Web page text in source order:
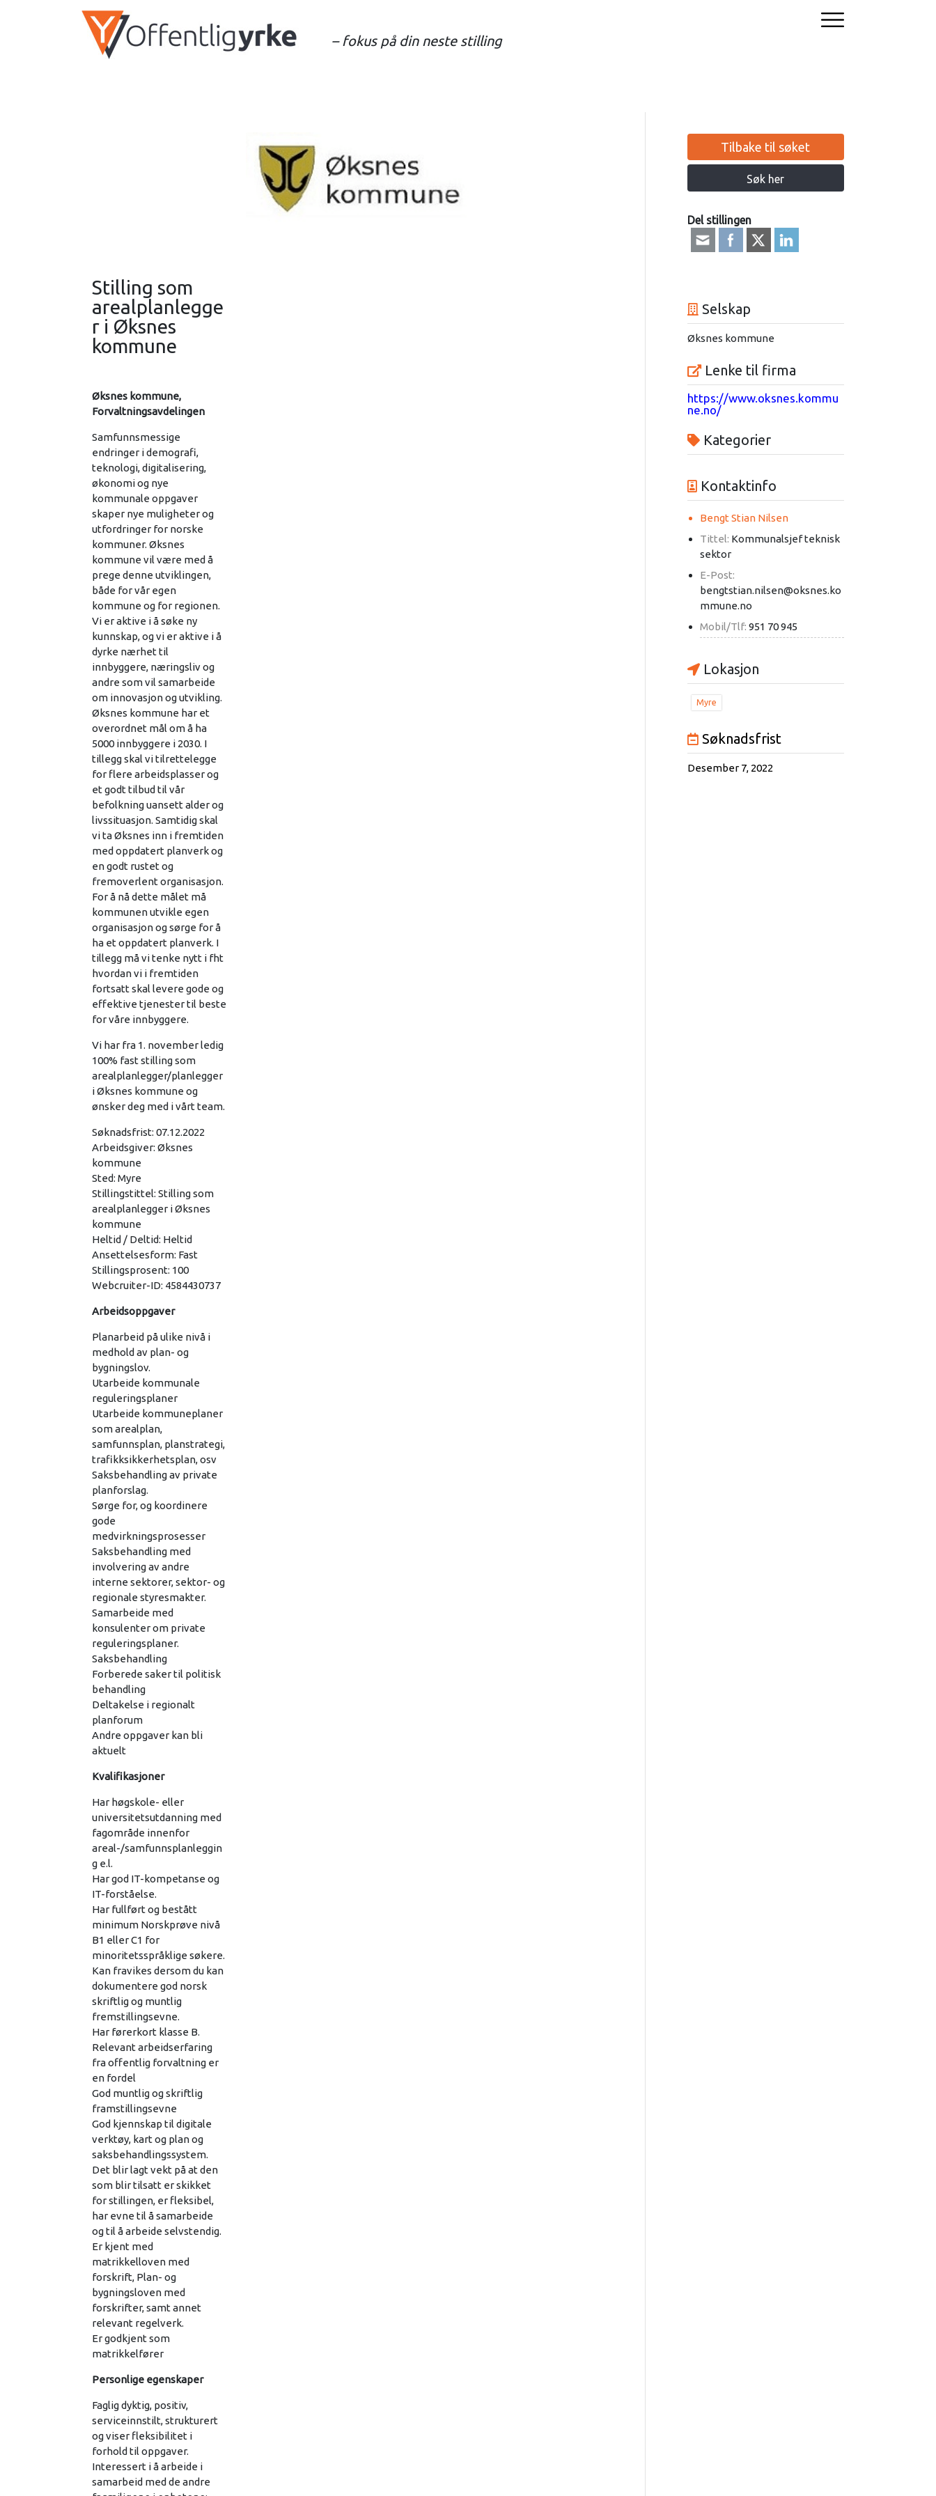
– fokus på din neste stilling
Stilling som
arealplanlegge
r i Øksnes
kommune
Øksnes kommune,
Forvaltningsavdelingen
Samfunnsmessige
endringer i demografi,
teknologi, digitalisering,
økonomi og nye
kommunale oppgaver
skaper nye muligheter og
utfordringer for norske
kommuner. Øksnes
kommune vil være med å
prege denne utviklingen,
både for vår egen
kommune og for regionen.
Vi er aktive i å søke ny
kunnskap, og vi er aktive i å
dyrke nærhet til
innbyggere, næringsliv og
andre som vil samarbeide
om innovasjon og utvikling.
Øksnes kommune har et
overordnet mål om å ha
5000 innbyggere i 2030. I
tillegg skal vi tilrettelegge
for flere arbeidsplasser og
et godt tilbud til vår
befolkning uansett alder og
livssituasjon. Samtidig skal
vi ta Øksnes inn i fremtiden
med oppdatert planverk og
en godt rustet og
fremoverlent organisasjon.
For å nå dette målet må
kommunen utvikle egen
organisasjon og sørge for å
ha et oppdatert planverk. I
tillegg må vi tenke nytt i fht
hvordan vi i fremtiden
fortsatt skal levere gode og
effektive tjenester til beste
for våre innbyggere.
Vi har fra 1. november ledig
100% fast stilling som
arealplanlegger/planlegger
i Øksnes kommune og
ønsker deg med i vårt team.
Søknadsfrist: 07.12.2022
Arbeidsgiver: Øksnes
kommune
Sted: Myre
Stillingstittel: Stilling som
arealplanlegger i Øksnes
kommune
Heltid / Deltid: Heltid
Ansettelsesform: Fast
Stillingsprosent: 100
Webcruiter-ID: 4584430737
Arbeidsoppgaver
Planarbeid på ulike nivå i
medhold av plan- og
bygningslov.
Utarbeide kommunale
reguleringsplaner
Utarbeide kommuneplaner
som arealplan,
samfunnsplan, planstrategi,
trafikksikkerhetsplan, osv
Saksbehandling av private
planforslag.
Sørge for, og koordinere
gode
medvirkningsprosesser
Saksbehandling med
involvering av andre
interne sektorer, sektor- og
regionale styresmakter.
Samarbeide med
konsulenter om private
reguleringsplaner.
Saksbehandling
Forberede saker til politisk
behandling
Deltakelse i regionalt
planforum
Andre oppgaver kan bli
aktuelt
Kvalifikasjoner
Har høgskole- eller
universitetsutdanning med
fagområde innenfor
areal-/samfunnsplanleggin
g e.l.
Har god IT-kompetanse og
IT-forståelse.
Har fullført og bestått
minimum Norskprøve nivå
B1 eller C1 for
minoritetsspråklige søkere.
Kan fravikes dersom du kan
dokumentere god norsk
skriftlig og muntlig
fremstillingsevne.
Har førerkort klasse B.
Relevant arbeidserfaring
fra offentlig forvaltning er
en fordel
God muntlig og skriftlig
framstillingsevne
God kjennskap til digitale
verktøy, kart og plan og
saksbehandlingssystem.
Det blir lagt vekt på at den
som blir tilsatt er skikket
for stillingen, er fleksibel,
har evne til å samarbeide
og til å arbeide selvstendig.
Er kjent med
matrikkelloven med
forskrift, Plan- og
bygningsloven med
forskrifter, samt annet
relevant regelverk.
Er godkjent som
matrikkelfører
Personlige egenskaper
Faglig dyktig, positiv,
serviceinnstilt, strukturert
og viser fleksibilitet i
forhold til oppgaver.
Interessert i å arbeide i
samarbeid med de andre
Tilbake til søket
Søk her
Del stillingen
Selskap
Øksnes kommune
Lenke til firma
https://www.oksnes.kommu
ne.no/
Kategorier
Kontaktinfo
Bengt Stian Nilsen
Tittel: Kommunalsjef teknisk
sektor
E-Post:
bengtstian.nilsen@oksnes.ko
mmune.no
Mobil/Tlf: 951 70 945
Lokasjon
Myre
Søknadsfrist
Desember 7, 2022